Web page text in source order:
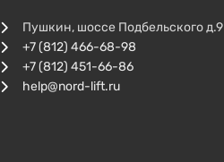
Пушкин, шоссе Подбельского д.9
+7 (812) 466-68-98
+7 (812) 451-66-86
help@nord-lift.ru